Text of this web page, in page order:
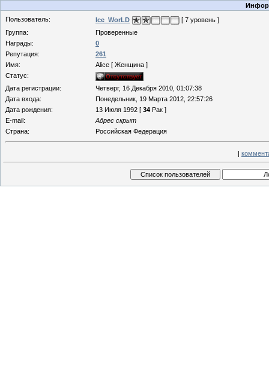
Пользователь:
Ice_WorLD
[ 7 уровень ]
Группа:
Проверенные
Награды:
0
Репутация:
261
Имя:
Alice [ Женщина ]
Статус:
Дата регистрации:
Четверг, 16 Декабря 2010, 01:07:38
Дата входа:
Понедельник, 19 Марта 2012, 22:57:26
Дата рождения:
13 Июля 1992 [ 34 Рак ]
E-mail:
Адрес скрыт
Страна:
Российская Федерация
|